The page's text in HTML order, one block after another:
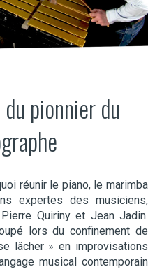
pionnier du
réunir le piano, le marimba
expertes des musiciens,
Quiriny et Jean Jadin.
lors du confinement de
lâcher » en improvisations
musical contemporain